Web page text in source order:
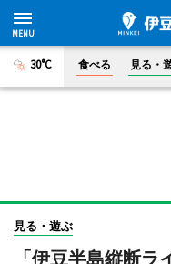
30°C 食べる 見る・
見る・遊ぶ
「伊豆半島縦断